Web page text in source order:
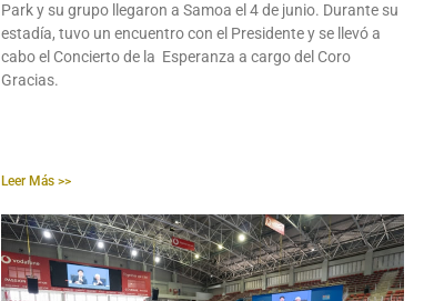
Park y su grupo llegaron a Samoa el 4 de junio. Durante su
estadía, tuvo un encuentro con el Presidente y se llevó a
cabo el Concierto de la Esperanza a cargo del Coro
Gracias.
Leer Más >>